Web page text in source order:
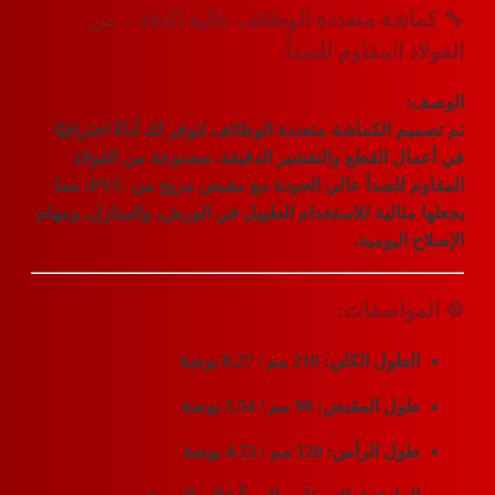
متعددة الوظائف عالية الدقة – من
المقاوم للصدأ
الكماشة متعددة الوظائفلتوفر لك أداءً احترافيًا
القطع والتقشير الدقيقة. مصنوعة منالفولاذ
للصدأ عالي الجودةمع مقبض مريح من PVC، مما
مثالية للاستخدام الطويل في الورش، والمنازل، ومهام
اليومية.
الكلي:210 مم / 8.27 بوصة
المقبض:90 مم / 3.54 بوصة
الرأس:120 مم / 4.72 بوصة